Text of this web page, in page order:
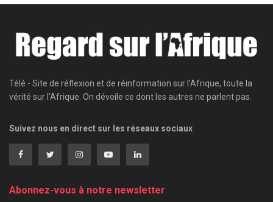
Télé - Site de réflexion et de réinformation sur l'Afrique, toute la
vérité sur l'Afrique. On dévoile ce dont les autres ne parlent pas.
Suivez nous en direct sur les réseaux sociaux
Abonnez-vous à notre newsletter